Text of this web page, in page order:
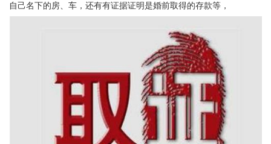
自己名下的房、车，还有有证据证明是婚前取得的存款等，